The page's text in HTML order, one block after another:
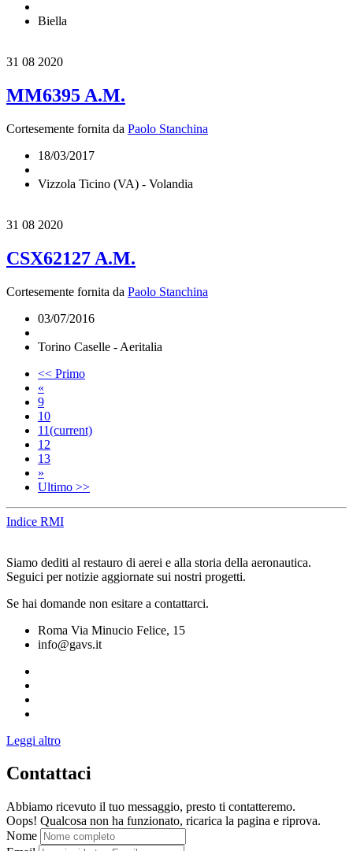
Biella
31 08 2020
MM6395 A.M.
Cortesemente fornita da Paolo Stanchina
18/03/2017
Vizzola Ticino (VA) - Volandia
31 08 2020
CSX62127 A.M.
Cortesemente fornita da Paolo Stanchina
03/07/2016
Torino Caselle - Aeritalia
<< Primo
«
9
10
11(current)
12
13
»
Ultimo >>
Indice RMI
Siamo dediti al restauro di aerei e alla storia della aeronautica.
Seguici per notizie aggiornate sui nostri progetti.
Se hai domande non esitare a contattarci.
Roma Via Minucio Felice, 15
info@gavs.it
Leggi altro
Contattaci
Abbiamo ricevuto il tuo messaggio, presto ti contatteremo.
Oops! Qualcosa non ha funzionato, ricarica la pagina e riprova.
Nome